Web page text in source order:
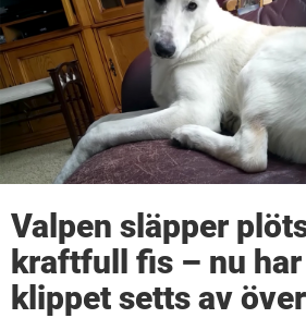
Valpen släpper
kraftfull fis – nu
klippet setts av